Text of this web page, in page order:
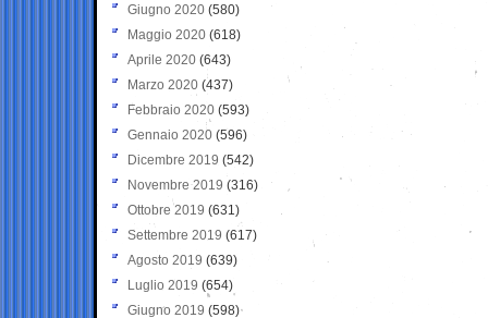
Giugno 2020 (580)
Maggio 2020 (618)
Aprile 2020 (643)
Marzo 2020 (437)
Febbraio 2020 (593)
Gennaio 2020 (596)
Dicembre 2019 (542)
Novembre 2019 (316)
Ottobre 2019 (631)
Settembre 2019 (617)
Agosto 2019 (639)
Luglio 2019 (654)
Giugno 2019 (598)